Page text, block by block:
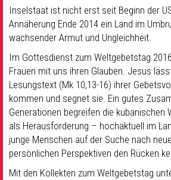
Inselstaat ist nicht erst seit Beginn der
Annäherung Ende 2014 ein Land im
wachsender Armut und Ungleichheit.
Im Gottesdienst zum Weltgebetstag
Frauen mit uns ihren Glauben. Jesus
Lesungstext (Mk 10,13-16) ihrer
kommen und segnet sie. Ein gutes
Generationen begreifen die kubanischen
als Herausforderung – hochaktuell im
junge Menschen auf der Suche nach
persönlichen Perspektiven den Rücken
Mit den Kollekten zum Weltgebetstag